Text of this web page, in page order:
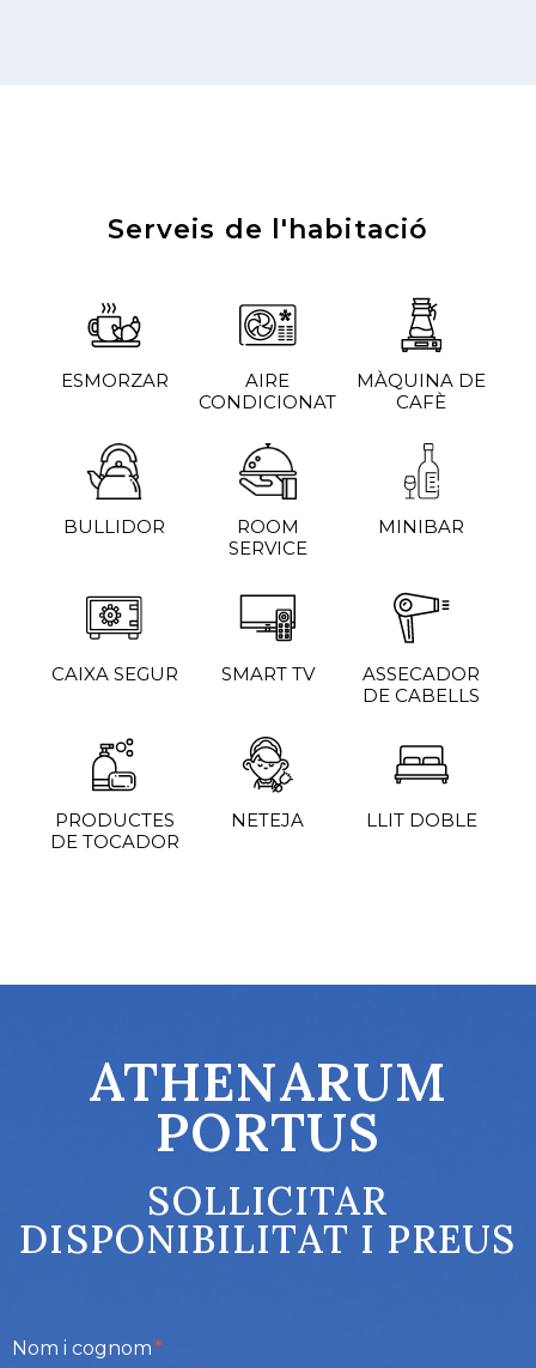
Serveis de l'habitació
ESMORZAR
AIRE
CONDICIONAT
MÀQUINA DE
CAFÈ
BULLIDOR
ROOM
SERVICE
MINIBAR
CAIXA SEGUR SMART TV
ASSECADOR
DE CABELLS
PRODUCTES
DE TOCADOR
NETEJA LLIT DOBLE
ATHENARUM
PORTUS
SOLLICITAR
DISPONIBILITAT I PREUS
Nom i cognom